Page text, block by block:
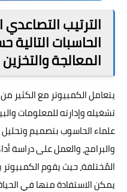
الترتيب التصاعدي
الحاسبات
المعالجة والتخزين
يتعامل الكمبيوتر مع الكثير
تشغيله وإدارته للمعلومات
علماء الحاسوب بتصميم وتحليل
والبرامج، والعمل على دراسة
المُختلفة، حيث يقوم
يمكن الاستفادة منها في